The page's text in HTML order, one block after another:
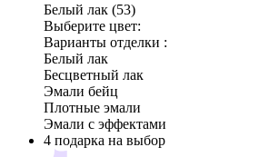
Белый лак (53)
Выберите цвет:
Варианты отделки :
Белый лак
Бесцветный лак
Эмали бейц
Плотные эмали
Эмали с эффектами
4 подарка на выбор